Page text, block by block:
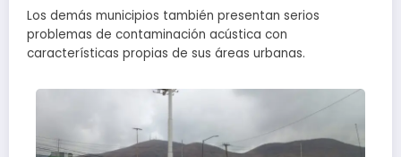
Los demás municipios también presentan serios
problemas de contaminación acústica con
características propias de sus áreas urbanas.